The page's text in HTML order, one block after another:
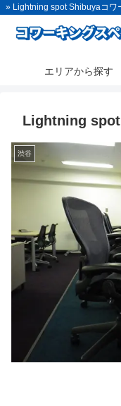
» Lightning spot Shibuyaコワ
エリアから探す
Lightning
渋谷